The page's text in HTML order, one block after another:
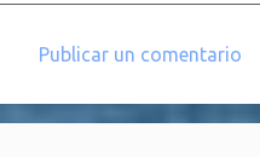
Publicar un comentario